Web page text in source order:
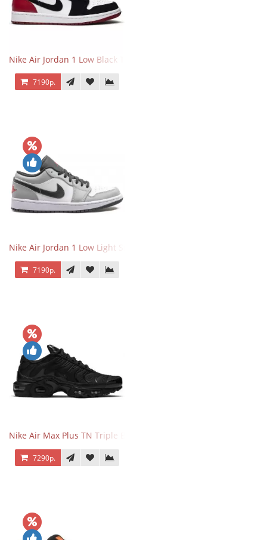
Nike Air Jordan 1 Low Black Toe
7190р.
Nike Air Jordan 1 Low Light Smoke Grey
7190р.
Nike Air Max Plus TN Triple Black
7290р.